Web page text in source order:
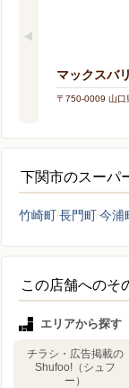
マックスバ
〒750-0009 山口
下関市のスーパ
竹崎町長門町今浦
この店舗へのそ
エリアから探す
チラシ・広告掲載の
Shufoo!（シュフ
ー）